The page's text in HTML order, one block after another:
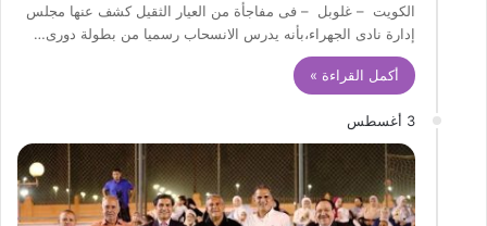
الكويت – غلوبل – فى مفاجأة من العيار الثقيل كشف عنها مجلس
إدارة نادى الجهراء،بأنه يدرس الانسحاب رسميا من بطولة دورى…
أكمل القراءة »
3 أغسطس